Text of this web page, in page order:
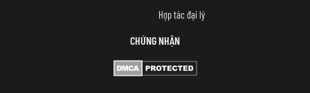
Hợp tác đại lý
CHỨNG NHẬN